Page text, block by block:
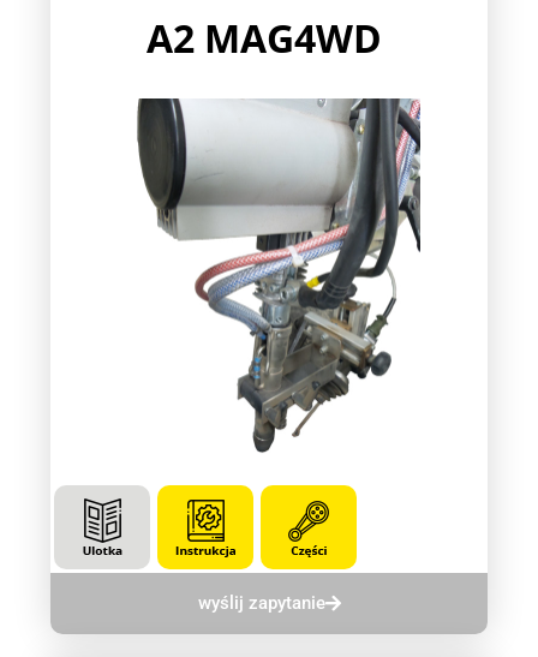
A2 MAG4WD
wyślij zapytanie